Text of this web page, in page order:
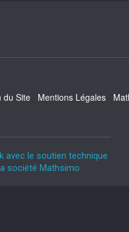
du Site Mentions Légales
avec le soutien technique
société Mathsimo